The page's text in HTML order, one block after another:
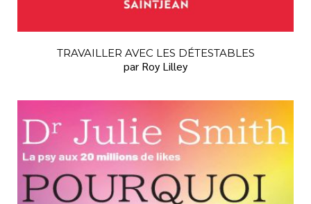
TRAVAILLER AVEC LES DÉTESTABLES
par Roy Lilley